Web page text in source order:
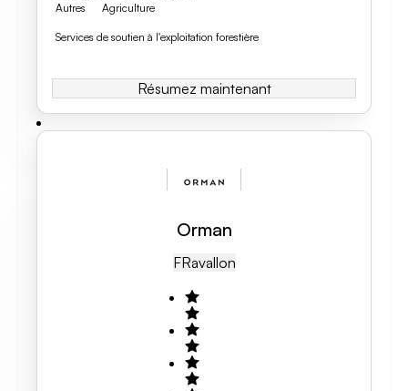
Autres Agriculture
Services de soutien à l'exploitation forestière
Résumez maintenant
Orman
FRAvallon